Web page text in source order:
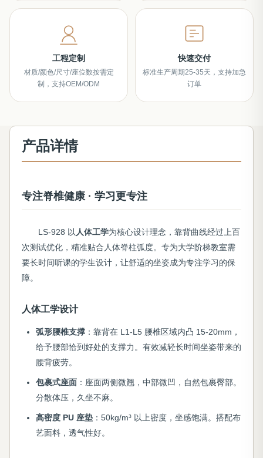
工程定制
材质/颜色/尺寸/座位数按需定
制，支持OEM/ODM
快速交付
标准生产周期25-35天，支持加急
订单
产品详情
专注脊椎健康 · 学习更专注
LS-928 以 人体工学为核心设计理念，靠背曲线经过上百
次测试优化，精准贴合人体脊柱弧度。专为大学阶梯教室需
要长时间听课的学生设计，让舒适的坐姿成为专注学习的保
障。
人体工学设计
弧形腰椎支撑 ：靠背在 L1-L5 腰椎区域内凸 15-20mm，
给予腰部恰到好处的支撑力。有效减轻长时间坐姿带来的
腰背疲劳。
包裹式座面 ：座面两侧微翘，中部微凹，自然包裹臀部。
分散体压，久坐不麻。
高密度 PU 座垫 ：50kg/m³ 以上密度，坐感饱满。搭配布
艺面料，透气性好。